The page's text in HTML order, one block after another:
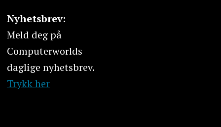
Nyhetsbrev:
Meld deg på
Computerworlds
daglige nyhetsbrev.
Trykk her